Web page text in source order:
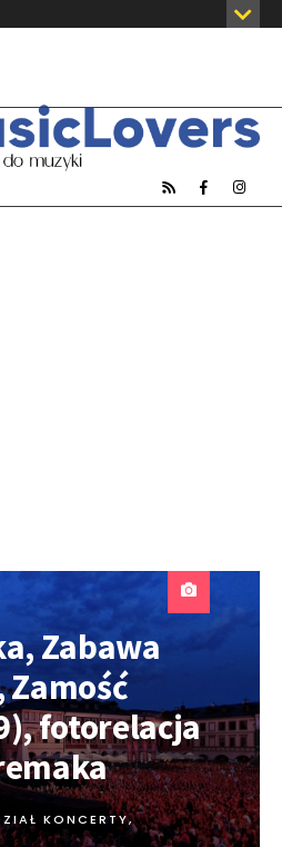
Zabawa
Zamość
fotorelacja
KONCERTY,